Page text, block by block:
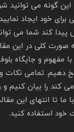
این گونه می توانید
برای خود ایجاد
پیدا کند شما می
صورت کلی در این
با مفهوم و جایگاه
دهیم. تمامی نکات
کند را بیان کنیم و
تا انتهای این
خود استفاده کنید.